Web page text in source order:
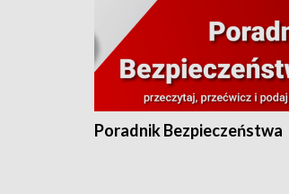
Poradnik Bezpieczeństwa